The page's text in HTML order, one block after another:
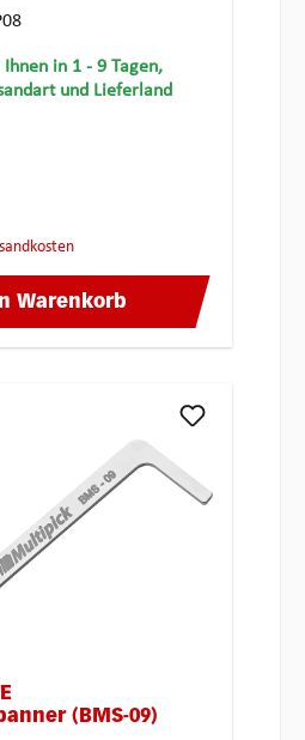
Ihnen in 1 - 9 Tagen,
und Lieferland
Warenkorb
(BMS-09)